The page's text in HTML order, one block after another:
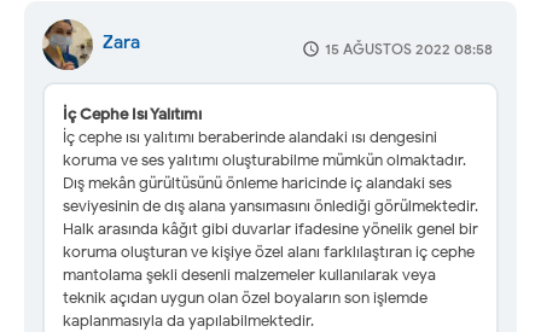
Zara 15 AĞUSTOS 2022 08:58
İç Cephe Isı Yalıtımı
İç cephe ısı yalıtımı beraberinde alandaki ısı dengesini
koruma ve ses yalıtımı oluşturabilme mümkün olmaktadır.
Dış mekân gürültüsünü önleme haricinde iç alandaki ses
seviyesinin de dış alana yansımasını önlediği görülmektedir.
Halk arasında kâğıt gibi duvarlar ifadesine yönelik genel bir
koruma oluşturan ve kişiye özel alanı farklılaştıran iç cephe
mantolama şekli desenli malzemeler kullanılarak veya
teknik açıdan uygun olan özel boyaların son işlemde
kaplanmasıyla da yapılabilmektedir.